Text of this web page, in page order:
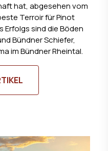
hat, abgesehen vom
Terroir für Pinot
Erfolgs sind die Böden
Bündner Schiefer,
im Bündner Rheintal.